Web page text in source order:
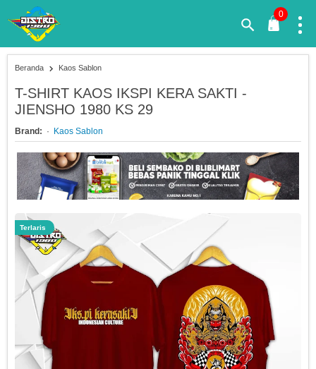
0
Beranda Kaos Sablon
T-SHIRT KAOS IKSPI KERA SAKTI -
JIENSHO 1980 KS 29
Brand: Kaos Sablon
Terlaris